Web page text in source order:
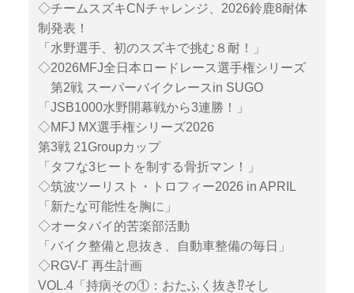
◇チームスズキCNチャレンジ、2026鈴鹿8耐体
制発表！
「水野選手、初のスズキで挑む８耐！」
◇2026MFJ全日本ロードレース選手権シリーズ
第2戦 スーパーバイクレースin SUGO
「JSB1000水野開幕戦から3連勝！」
◇MFJ MX選手権シリーズ2026
第3戦 21Groupカップ
「タフな3ヒートを制する骨折マン！」
◇筑波ツーリスト・トロフィー2026 in APRIL
「新たな可能性を胸に」
◇オータバイ的苦楽部活動
「バイク整備と息抜き、自動車整備の毎日」
◇RGV-Γ 再生計画
VOL.4「持病その①：おたふく抜き⁉︎そし